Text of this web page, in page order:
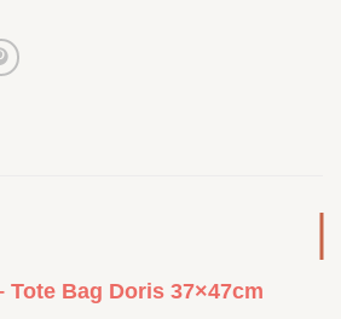
Tote Bag Doris 37×47cm